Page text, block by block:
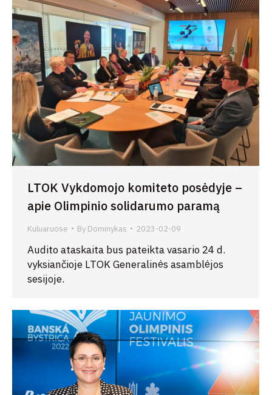
LTOK Vykdomojo komiteto posėdyje –
apie Olimpinio solidarumo paramą
Kuluaruose By Dominykas 2023-02-09
Audito ataskaita bus pateikta vasario 24 d.
vyksiančioje LTOK Generalinės asamblėjos
sesijoje.